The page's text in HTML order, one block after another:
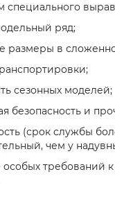
специального
ряд;
размеры в
сезонных моделей;
безопасность и
(срок службы
чем у
особых требований